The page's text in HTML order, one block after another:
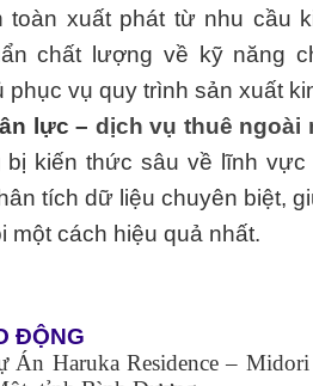
toàn xuất phát từ nhu cầu
chất lượng về kỹ năng
vụ quy trình sản xuất
lực – dịch vụ thuê ngoài
bị kiến thức sâu về lĩnh vực
tích dữ liệu chuyên biệt,
một cách hiệu quả nhất.
ĐỘNG
Án Haruka Residence –